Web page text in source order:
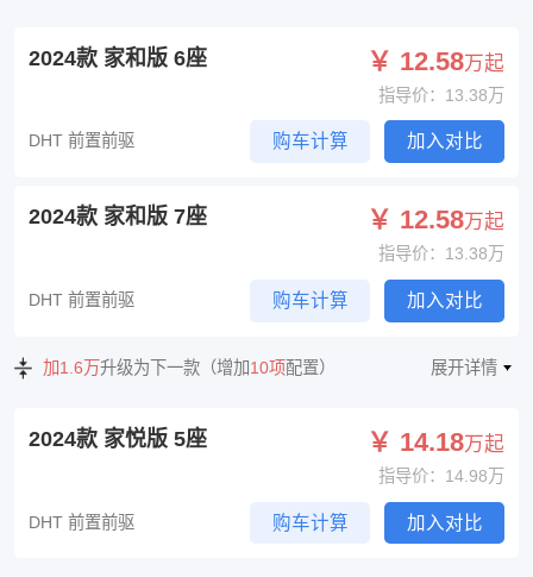
2024款 家和版 6座 ￥ 12.58万起
指导价：13.38万
DHT 前置前驱 购车计算 加入对比
2024款 家和版 7座 ￥ 12.58万起
指导价：13.38万
DHT 前置前驱 购车计算 加入对比
加1.6万升级为下一款（增加10项配置） 展开详情
2024款 家悦版 5座 ￥ 14.18万起
指导价：14.98万
DHT 前置前驱 购车计算 加入对比